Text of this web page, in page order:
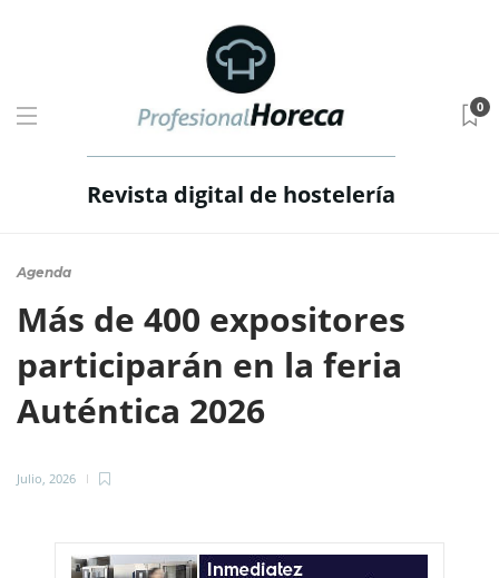
Revista digital de hostelería
0
Agenda
Más de 400 expositores
participarán en la feria
Auténtica 2026
Julio, 2026